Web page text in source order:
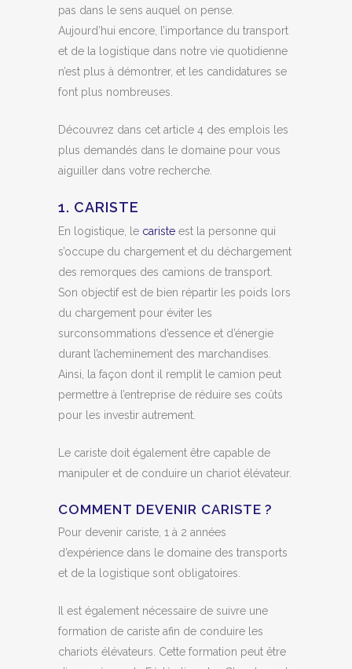
pas dans le sens auquel on pense.
Aujourd’hui encore, l’importance du transport
et de la logistique dans notre vie quotidienne
n’est plus à démontrer, et les candidatures se
font plus nombreuses.
Découvrez dans cet article 4 des emplois les
plus demandés dans le domaine pour vous
aiguiller dans votre recherche.
1. CARISTE
En logistique, le cariste est la personne qui
s’occupe du chargement et du déchargement
des remorques des camions de transport.
Son objectif est de bien répartir les poids lors
du chargement pour éviter les
surconsommations d’essence et d’énergie
durant l’acheminement des marchandises.
Ainsi, la façon dont il remplit le camion peut
permettre à l’entreprise de réduire ses coûts
pour les investir autrement.
Le cariste doit également être capable de
manipuler et de conduire un chariot élévateur.
COMMENT DEVENIR CARISTE ?
Pour devenir cariste, 1 à 2 années
d’expérience dans le domaine des transports
et de la logistique sont obligatoires.
Il est également nécessaire de suivre une
formation de cariste afin de conduire les
chariots élévateurs. Cette formation peut être